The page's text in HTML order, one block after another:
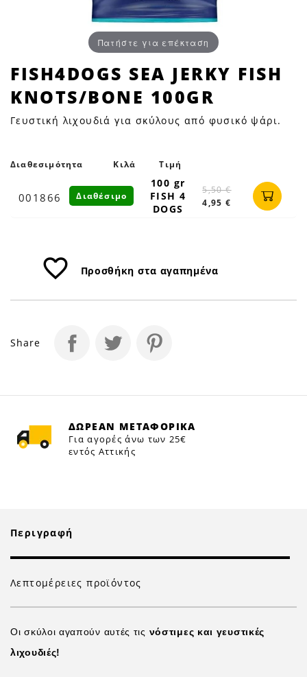
Πατήστε για επέκταση
FISH4DOGS
SEA
JERKY
FISH
|
FISH4DOGS SEA JERKY FISH
KNOTS/BONE 100GR
Γευστική λιχουδιά για σκύλους από φυσικό ψάρι.
Διαθεσιμότητα Κιλά Τιμή
001866
100 gr
FISH 4
DOGS
5,50 €
4,95 €
Διαθέσιμο
favorite_border Προσθήκη στα αγαπημένα
Share
ΔΩΡΕΑΝ ΜΕΤΑΦΟΡΙΚΑ
Για αγορές άνω των 25€
εντός Αττικής
Περιγραφή
Λεπτομέρειες προϊόντος
Οι σκύλοι αγαπούν αυτές τις νόστιμες και γευστικές
λιχουδιές!